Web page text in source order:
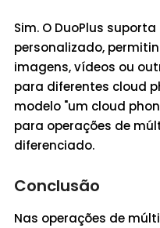
Sim. O DuoPlus
personalizado,
imagens, vídeos ou
para diferentes cloud
modelo "um cloud
para operações de
diferenciado.
Conclusão
Nas operações de